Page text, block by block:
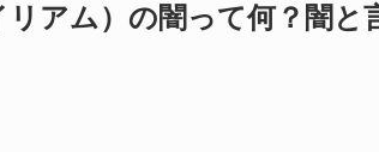
リアム）の闇って何？闇と